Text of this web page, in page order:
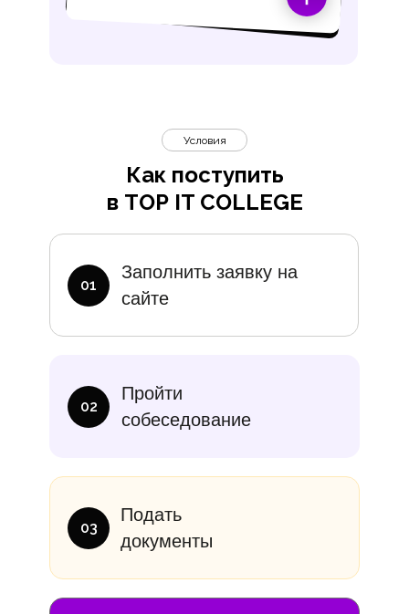
Подать
документы
Пройти
собеседование
Заполнить заявку на
сайте
Как поступить
в TOP IT COLLEGE
Условия
01
02
03
10 000₽